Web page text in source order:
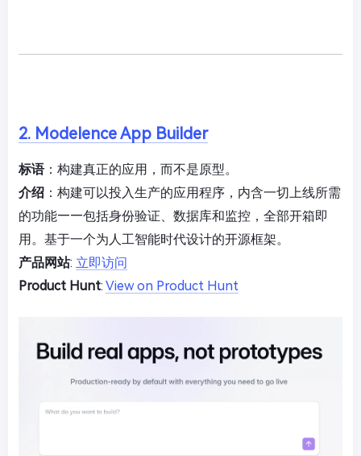
2. Modelence App Builder
标语：构建真正的应用，而不是原型。
介绍 ：构建可以投入生产的应用程序，内含一切上线所需
的功能——包括身份验证、数据库和监控，全部开箱即
用。基于一个为人工智能时代设计的开源框架。
产品网站: 立即访问
Product Hunt: View on Product Hunt